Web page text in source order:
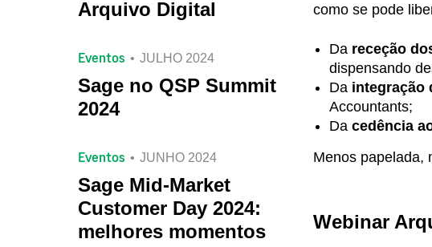
como se pode
Da receção
dispensando
Da integração
Accountants;
Da cedência
Menos papelada,
Webinar
Arquivo Digital
Eventos JULHO 2024
Sage no QSP Summit
2024
Eventos JUNHO 2024
Sage Mid-Market
Customer Day 2024:
melhores momentos